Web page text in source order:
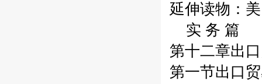
延伸读物：
实 务 篇
第十二章出
第一节出口